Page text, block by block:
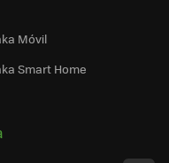
Móvil
Smart Home